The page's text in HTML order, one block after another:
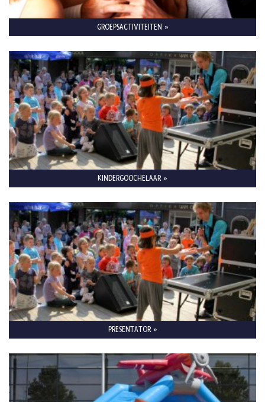
GROEPSACTIVITEITEN »
KINDERGOOCHELAAR »
PRESENTATOR »